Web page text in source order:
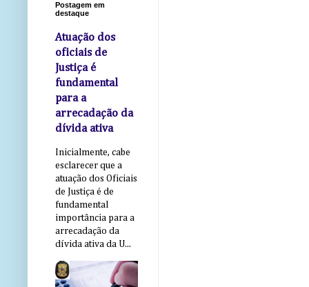
Postagem em
destaque
Atuação dos
oficiais de
Justiça é
fundamental
para a
arrecadação da
dívida ativa
Inicialmente, cabe
esclarecer que a
atuação dos Oficiais
de Justiça é de
fundamental
importância para a
arrecadação da
dívida ativa da U...